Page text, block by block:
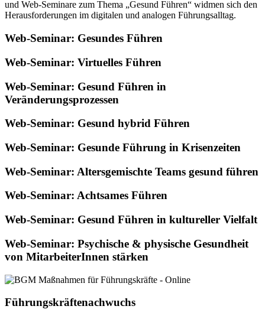
und Web-Seminare zum Thema „Gesund Führen“ widmen sich den
Herausforderungen im digitalen und analogen Führungsalltag.
Web-Seminar: Gesundes Führen
Web-Seminar: Virtuelles Führen
Web-Seminar: Gesund Führen in
Veränderungsprozessen
Web-Seminar: Gesund hybrid Führen
Web-Seminar: Gesunde Führung in Krisenzeiten
Web-Seminar: Altersgemischte Teams gesund führen
Web-Seminar: Achtsames Führen
Web-Seminar: Gesund Führen in kultureller Vielfalt
Web-Seminar: Psychische & physische Gesundheit
von MitarbeiterInnen stärken
Führungskräftenachwuchs